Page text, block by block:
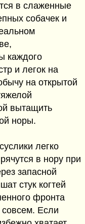
в слаженные
собачек и
каждого
и легок на
на открытой
вытащить
норы.
легко
в нору при
запасной
стук когтей
фронта
совсем. Если